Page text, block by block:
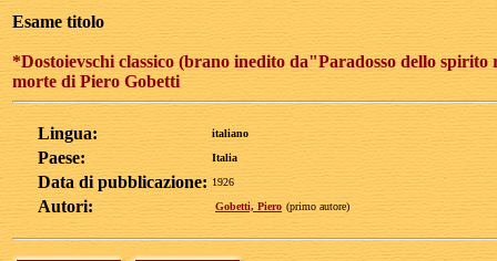
Esame titolo
*Dostoievschi classico (brano inedito da"Paradosso dello
morte di Piero Gobetti
Lingua: italiano
Paese: Italia
Data di pubblicazione: 1926
Autori: Gobetti, Piero (primo autore)